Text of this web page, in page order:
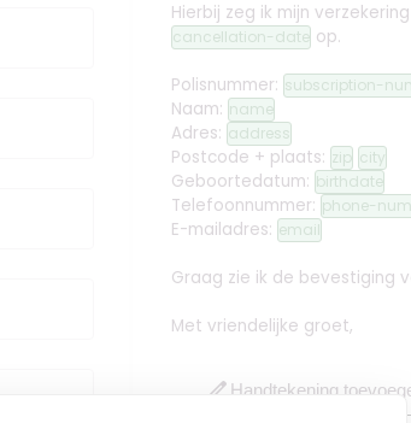
Hierbij zeg ik mijn
cancellation-date op.
Polisnummer: subscription-
Naam: name
Adres: address
Postcode + plaats: zip city
Geboortedatum: birthdate
Telefoonnummer: phone-
E-mailadres: email
Graag zie ik de bevestiging
Met vriendelijke groet,
edit Handtekening